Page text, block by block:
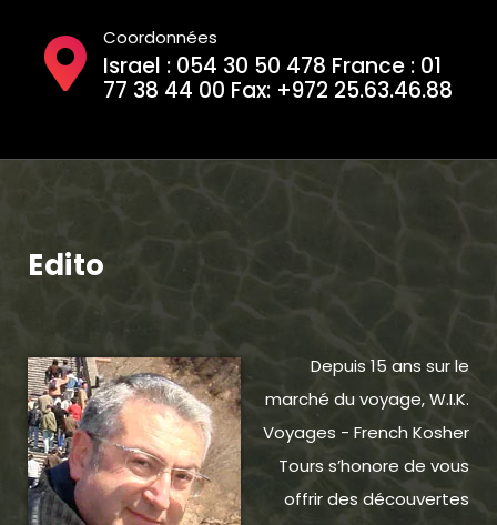
Coordonnées
Israel : 054 30 50 478 France : 01
77 38 44 00 Fax: +972 25.63.46.88
Edito
Depuis 15 ans sur le
marché du voyage, W.I.K.
Voyages - French Kosher
Tours s’honore de vous
offrir des découvertes